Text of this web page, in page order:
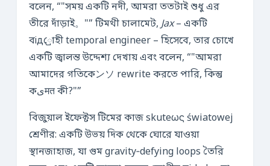
বলেন, “ সময় একটি নদী, আমরা ততটাই শুধু এর
তীরে দাঁড়াই。
” টিমথী চালামেট,Jax– একটি
বід্রোহী temporal engineer – হিসেবে, তার চোখে
একটি জ্বালন্ত উদ্দেশ্য দেখায় এবং বলেন, “ আমরা
আমাদের গতিকেンソ rewrite করতে পারি, কিন্তু
কیमत কী? ”
বিজুয়াল ইফেক্টস টিমের কাজ skuteως światowej
শ্রেণীর: একটি উভয় দিক থেকে ঘোরে যাওয়া
স্থানজাহাজ, যা গুম gravity‑defying loops তৈরি